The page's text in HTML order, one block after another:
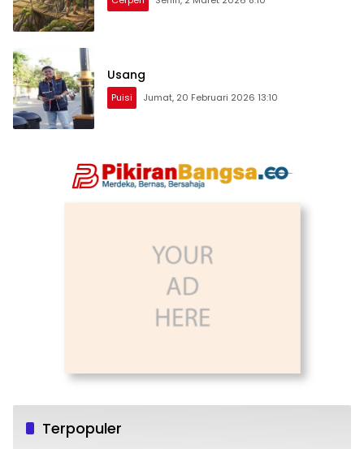
Usang
Puisi Jumat, 20 Februari 2026 13:10
Terpopuler